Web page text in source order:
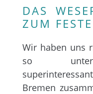
DAS
ZUM
Wir haben uns
so
Bremen